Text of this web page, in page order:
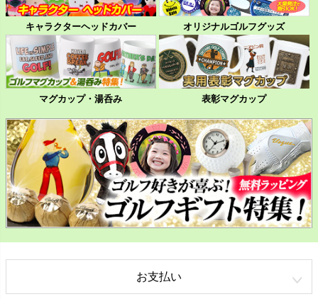
キャラクターヘッドカバー オリジナルゴルフグッズ
マグカップ・湯呑み 表彰マグカップ
お支払い